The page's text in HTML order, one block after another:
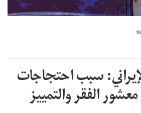
سبب احتجاجات
2019 في معشور الفقر والتمييز